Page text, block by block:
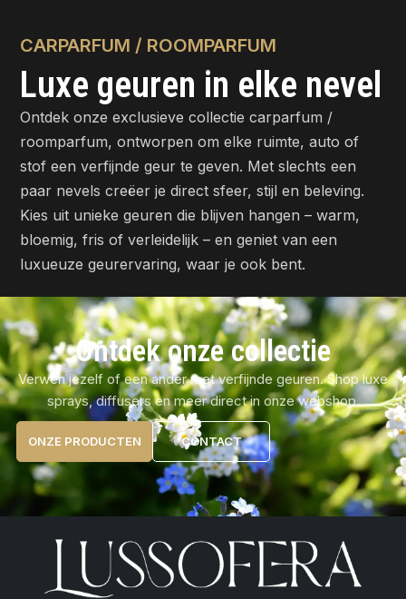
CARPARFUM / ROOMPARFUM
Luxe geuren in elke nevel
Ontdek onze exclusieve collectie carparfum /
roomparfum, ontworpen om elke ruimte, auto of
stof een verfijnde geur te geven. Met slechts een
paar nevels creëer je direct sfeer, stijl en beleving.
Kies uit unieke geuren die blijven hangen – warm,
bloemig, fris of verleidelijk – en geniet van een
luxueuze geurervaring, waar je ook bent.
Ontdek onze collectie
Verwen jezelf of een ander met verfijnde geuren. Shop luxe
sprays, diffusers en meer direct in onze webshop.
ONZE PRODUCTEN CONTACT